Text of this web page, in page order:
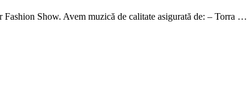
Show. Avem muzică de calitate asigurată de: – Torra …